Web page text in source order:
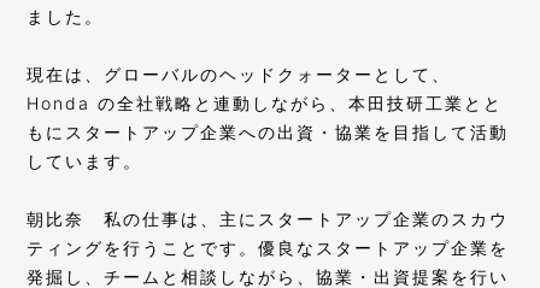
ました。
現在は、グローバルのヘッドクォーターとして、
Honda の全社戦略と連動しながら、本田技研工業とと
もにスタートアップ企業への出資・協業を目指して活動
しています。
朝比奈
私の仕事は、主にスタートアップ企業のスカウ
ティングを行うことです。優良なスタートアップ企業を
発掘し、チームと相談しながら、協業・出資提案を行い